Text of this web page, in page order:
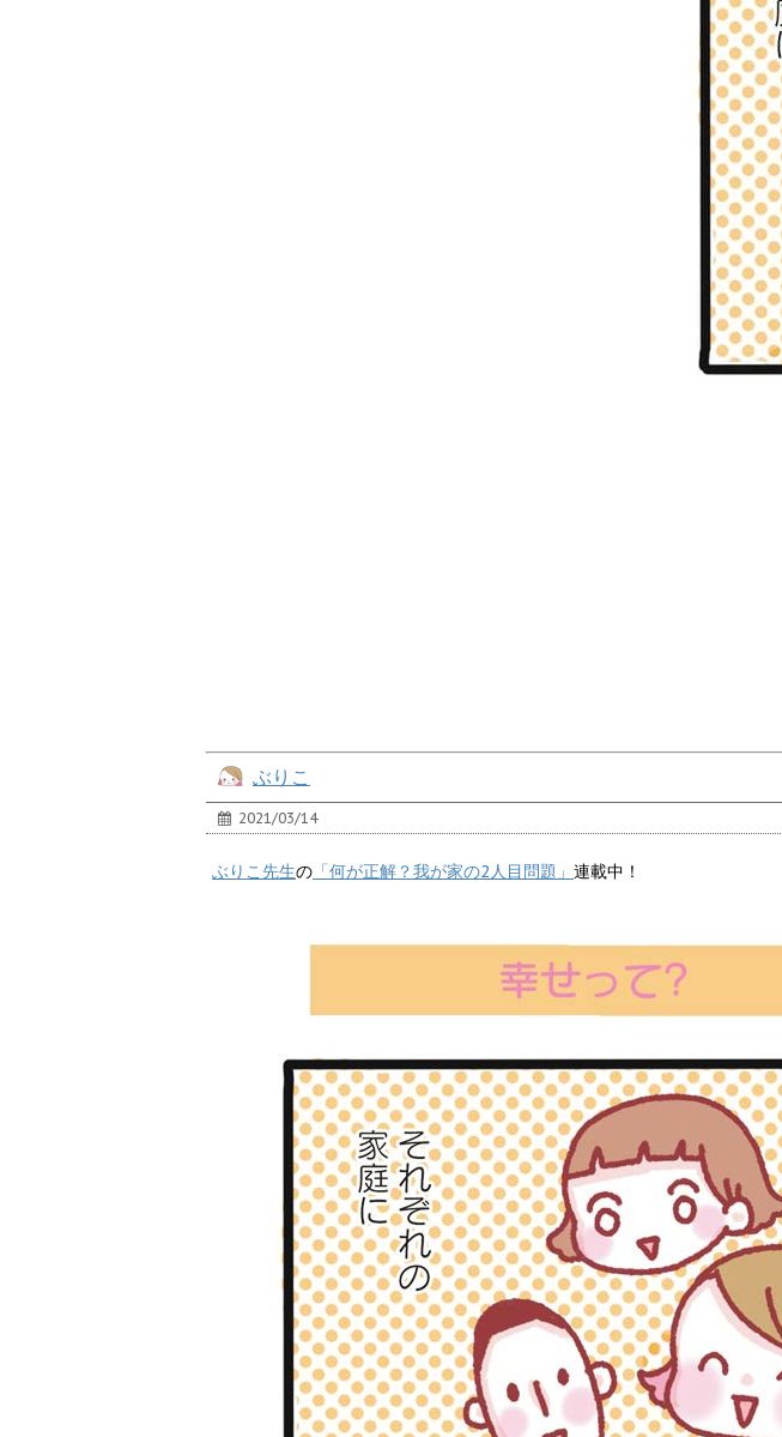
ぶりこ
2021/03/14
ぶりこ先生の 「何が正解？我が家の2人目問題」 連載中！